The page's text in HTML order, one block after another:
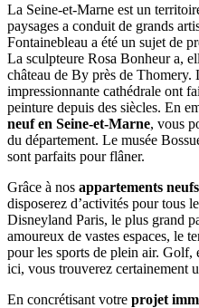
La Seine-et-Marne est un
paysages a conduit de grands
Fontainebleau a été un sujet de
La sculpteure Rosa Bonheur a,
château de By près de Thomery.
impressionnante cathédrale ont
peinture depuis des siècles. En
neuf en Seine-et-Marne, vous
du département. Le musée
sont parfaits pour flâner.
Grâce à nos appartements
disposerez d’activités pour tous
Disneyland Paris, le plus grand
amoureux de vastes espaces, le
pour les sports de plein air. Golf,
ici, vous trouverez certainement
En concrétisant votre projet